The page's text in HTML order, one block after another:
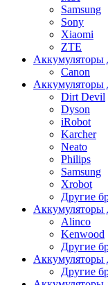
Samsung
Sony
Xiaomi
ZTE
Аккумуляторы
Canon
Аккумуляторы
Dirt Devil
Dyson
iRobot
Karcher
Neato
Philips
Samsung
Xrobot
Другие
Аккумуляторы
Alinco
Kenwood
Другие
Аккумуляторы
Другие